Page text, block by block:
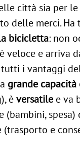
città sia per le
delle merci. Ha
bicicletta: non
veloce e arriva
i vantaggi
grande capacità
èversatile e va
(bambini, spesa)
(trasporto e